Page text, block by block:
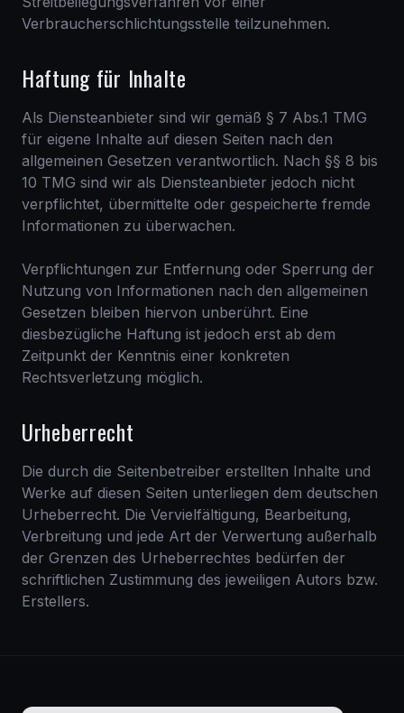
Verbraucherschlichtungsstelle teilzunehmen.
Haftung für Inhalte
Als Diensteanbieter sind wir gemäß § 7 Abs.1 TMG
für eigene Inhalte auf diesen Seiten nach den
allgemeinen Gesetzen verantwortlich. Nach §§ 8 bis
10 TMG sind wir als Diensteanbieter jedoch nicht
verpflichtet, übermittelte oder gespeicherte fremde
Informationen zu überwachen.
Verpflichtungen zur Entfernung oder Sperrung der
Nutzung von Informationen nach den allgemeinen
Gesetzen bleiben hiervon unberührt. Eine
diesbezügliche Haftung ist jedoch erst ab dem
Zeitpunkt der Kenntnis einer konkreten
Rechtsverletzung möglich.
Urheberrecht
Die durch die Seitenbetreiber erstellten Inhalte und
Werke auf diesen Seiten unterliegen dem deutschen
Urheberrecht. Die Vervielfältigung, Bearbeitung,
Verbreitung und jede Art der Verwertung außerhalb
der Grenzen des Urheberrechtes bedürfen der
schriftlichen Zustimmung des jeweiligen Autors bzw.
Erstellers.